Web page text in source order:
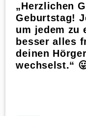
„Herzlichen
Geburtstag!
um jedem zu
besser alles
deinen
wechselst.“